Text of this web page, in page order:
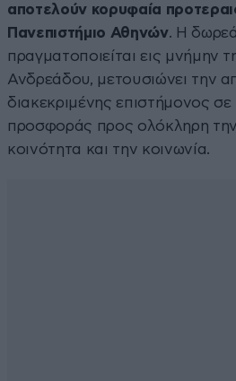
αποτελούν κορυφαία
Πανεπιστήμιο Αθηνών. Η
πραγματοποιείται εις μνήμην
Ανδρεάδου, μετουσιώνει την
διακεκριμένης επιστήμονος
προσφοράς προς ολόκληρη
κοινότητα και την κοινωνία.